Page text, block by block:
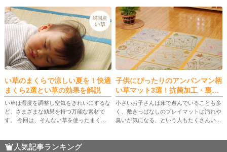
おすすめの商品も紹介するので、父の日ギ
フトにお悩みの方は参考にしてみ […]
がたくさんあります。 国産い草のメリッ
ト、子ども用マットの選び方、国 […]
い草のまくらで涼しい夏を！快適
まくら2選とい草の効果を解説
い草は湿度を調整し空気をきれいにするな
ど、さまざまな効果を持つ万能な素材で
す。 今回は、そんない草を使ったまくら
トしてくれ、い草枕で快眠につなげ […]
子供にぴったりのアンパンマン柄
い草マット3選！抗菌加工・裏張
りクッション付きで安心
小さいお子さんは床で遊んでいることも多
く、敷きっぱなしのプレイマットは汚れや
臭いが気になる、という人もたくさんいる
人気記事ランキング